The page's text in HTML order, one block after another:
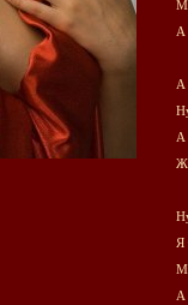
А
А
А
Я
А